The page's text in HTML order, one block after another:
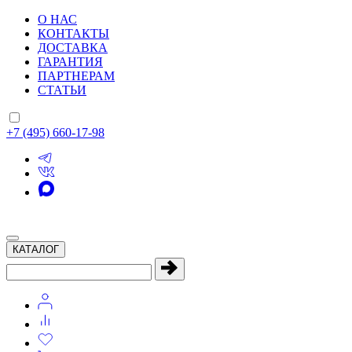
О НАС
КОНТАКТЫ
ДОСТАВКА
ГАРАНТИЯ
ПАРТНЕРАМ
СТАТЬИ
+7 (495) 660-17-98
КАТАЛОГ